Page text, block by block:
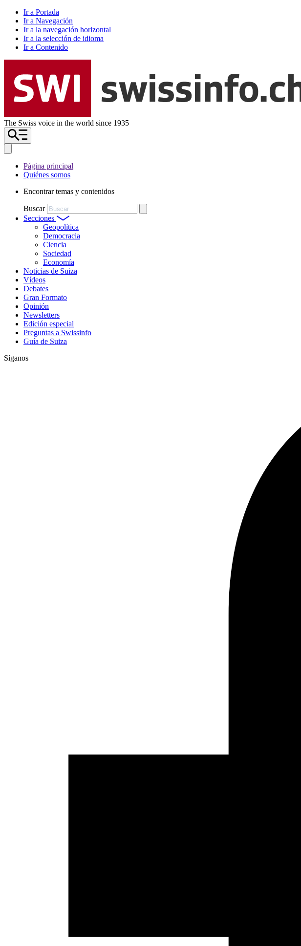
Ir a Portada
Ir a Navegación
Ir a la navegación horizontal
Ir a la selección de idioma
Ir a Contenido
The Swiss voice in the world since 1935
Página principal
Quiénes somos
Encontrar temas y contenidos
Buscar
Secciones
Geopolítica
Democracia
Ciencia
Sociedad
Economía
Noticias de Suiza
Vídeos
Debates
Gran Formato
Opinión
Newsletters
Edición especial
Preguntas a Swissinfo
Guía de Suiza
Síganos